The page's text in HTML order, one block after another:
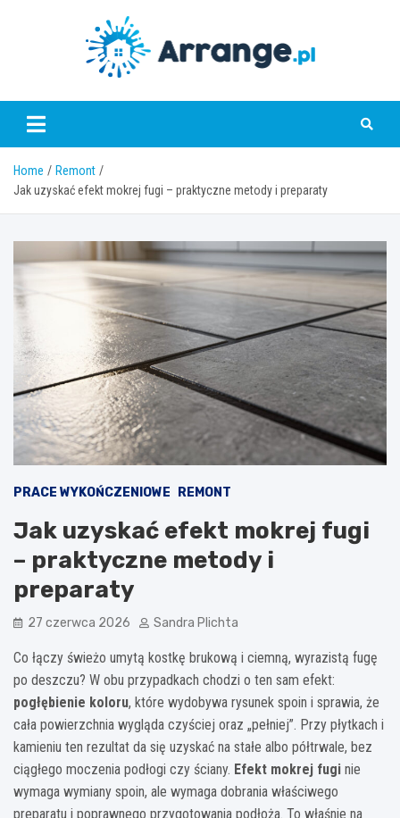
www.arrange.pl
Home
Remont
Jak uzyskać efekt mokrej fugi – praktyczne metody i preparaty
PRACE WYKOŃCZENIOWE REMONT
Jak uzyskać efekt mokrej fugi
– praktyczne metody i
preparaty
27 czerwca 2026 Sandra Plichta
Co łączy świeżo umytą kostkę brukową i ciemną, wyrazistą fugę
po deszczu? W obu przypadkach chodzi o ten sam efekt:
pogłębienie koloru, które wydobywa rysunek spoin i sprawia, że
cała powierzchnia wygląda czyściej oraz „pełniej”. Przy płytkach i
kamieniu ten rezultat da się uzyskać na stałe albo półtrwale, bez
ciągłego moczenia podłogi czy ściany. Efekt mokrej fugi nie
wymaga wymiany spoin, ale wymaga dobrania właściwego
preparatu i poprawnego przygotowania podłoża. To właśnie na